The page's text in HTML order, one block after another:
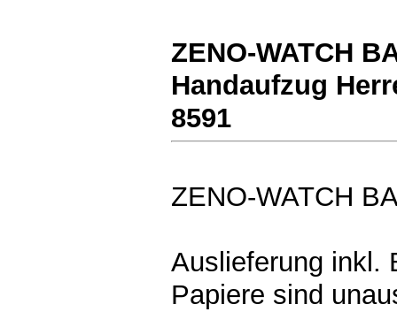
ZENO-WATCH
Handaufzug
8591
ZENO-WATCH
Auslieferung inkl.
Papiere sind